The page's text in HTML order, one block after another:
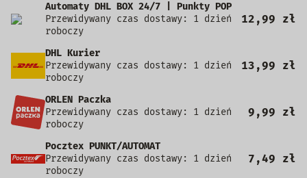
Automaty DHL BOX 24/7 | Punkty POP
Przewidywany czas dostawy: 1 dzień
roboczy
12,99 zł
DHL Kurier
Przewidywany czas dostawy: 1 dzień
roboczy
13,99 zł
ORLEN Paczka
Przewidywany czas dostawy: 1 dzień
roboczy
9,99 zł
Pocztex PUNKT/AUTOMAT
Przewidywany czas dostawy: 1 dzień
roboczy
7,49 zł